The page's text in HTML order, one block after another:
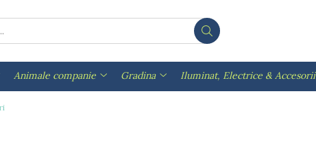
Animale companie Gradina Iluminat, Electrice & Accesorii